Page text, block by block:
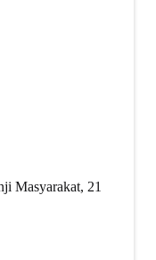
Masyarakat, 21